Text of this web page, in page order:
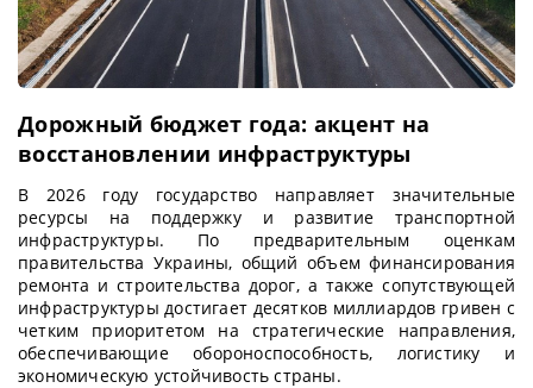
Дорожный бюджет года: акцент на
восстановлении инфраструктуры
В 2026 году государство направляет значительные
ресурсы на поддержку и развитие транспортной
инфраструктуры. По предварительным оценкам
правительства Украины, общий объем финансирования
ремонта и строительства дорог, а также сопутствующей
инфраструктуры достигает десятков миллиардов гривен с
четким приоритетом на стратегические направления,
обеспечивающие обороноспособность, логистику и
экономическую устойчивость страны.